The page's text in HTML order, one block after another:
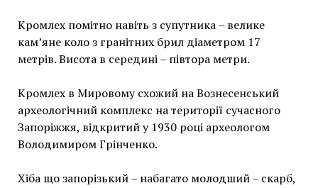
Кромлех помітно навіть з супутника – велике
кам’яне коло з гранітних брил діаметром 17
метрів. Висота в середині – півтора метри.
Кромлех в Мировому схожий на Вознесенський
археологічний комплекс на території сучасного
Запоріжжя, відкритий у 1930 році археологом
Володимиром Грінченко.
Хіба що запорізький – набагато молодший – скарб,